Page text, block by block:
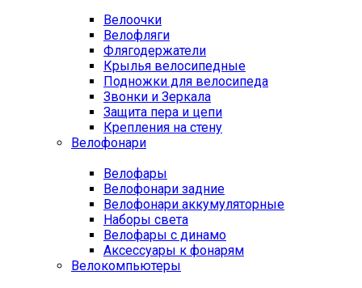
Велоочки
Велофляги
Флягодержатели
Крылья велосипедные
Подножки для велосипеда
Звонки и Зеркала
Защита пера и цепи
Крепления на стену
Велофонари
Велофары
Велофонари задние
Велофонари аккумуляторные
Наборы света
Велофары с динамо
Аксессуары к фонарям
Велокомпьютеры